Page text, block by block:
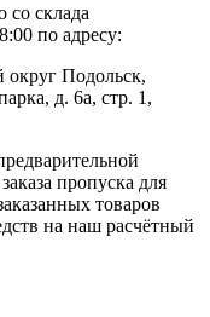
со склада
по адресу:
округ Подольск,
д. 6а, стр. 1,
пропуска для
товаров
на наш расчётный